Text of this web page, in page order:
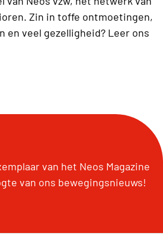
Zin in toffe ontmoetingen,
en veel gezelligheid? Leer ons
van het Neos Magazine
van ons bewegingsnieuws!